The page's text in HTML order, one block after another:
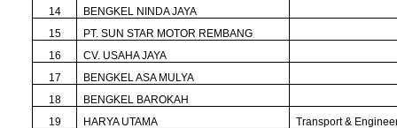
14
BENGKEL NINDA JAYA
15
PT. SUN STAR MOTOR REMBANG
16
CV. USAHA JAYA
17
BENGKEL ASA MULYA
18
BENGKEL BAROKAH
19
HARYA UTAMA
Transport &